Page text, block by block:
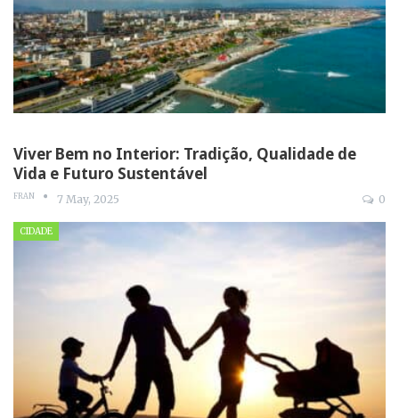
Viver Bem no Interior: Tradição, Qualidade de
Vida e Futuro Sustentável
FRAN 7 May, 2025 0
CIDADE